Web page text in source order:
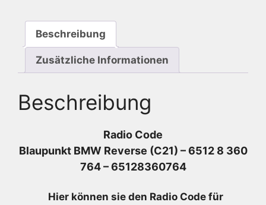
65128360764
Menge
Beschreibung
Zusätzliche Informationen
Beschreibung
Radio Code
Blaupunkt BMW Reverse (C21) – 6512 8 360
764 – 65128360764
Hier können sie den Radio Code für